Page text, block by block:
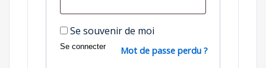
Se souvenir de moi
Se connecter Mot de passe perdu ?